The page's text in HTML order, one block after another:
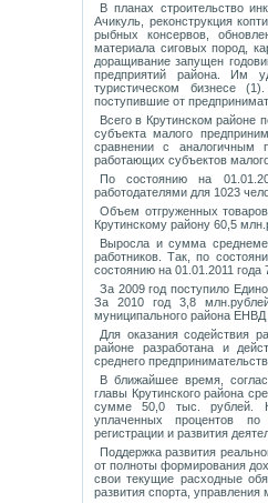
В планах строительство
Ачикуль, реконструкция
рыбных консервов,
материала сиговых пород,
доращивание запущен
предприятий района. Им
туристическом бизнесе
поступившие от
Всего в Крутинском районе
субъекта малого
сравнении с аналогичным
работающих субъектов
По состоянию на
работодателями для 1023
Объем отгруженных
Крутинскому району 60,5
Выросла и сумма
работников. Так, по
состоянию на 01.01.2011 года
За 2009 год поступило
За 2010 год 3,8
муниципального района ЕНВД
Для оказания содействия
районе разработана и
среднего
В ближайшее время,
главы Крутинского района
сумме 50,0 тыс. рублей.
уплаченных процентов по
регистрации и развития
Поддержка развития
от полноты формирования
свои текущие расходные
развития спорта,